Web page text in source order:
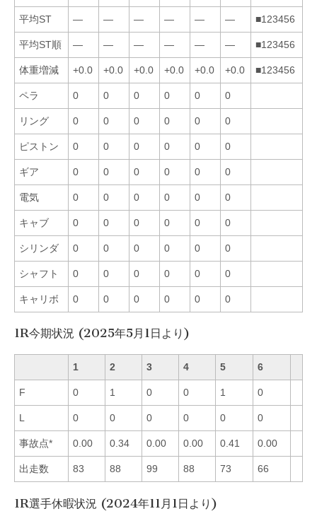
平均ST — — — — — — ■123456
平均ST順 — — — — — — ■123456
体重増減 +0.0 +0.0 +0.0 +0.0 +0.0 +0.0 ■123456
ペラ 0 0 0 0 0 0
リング 0 0 0 0 0 0
ピストン 0 0 0 0 0 0
ギア 0 0 0 0 0 0
電気 0 0 0 0 0 0
キャブ 0 0 0 0 0 0
シリンダ 0 0 0 0 0 0
シャフト 0 0 0 0 0 0
キャリボ 0 0 0 0 0 0
1R今期状況 (2025年5月1日より)
1 2 3 4 5 6
F 0 1 0 0 1 0
L 0 0 0 0 0 0
事故点* 0.00 0.34 0.00 0.00 0.41 0.00
出走数 83 88 99 88 73 66
1R選手休暇状況 (2024年11月1日より)